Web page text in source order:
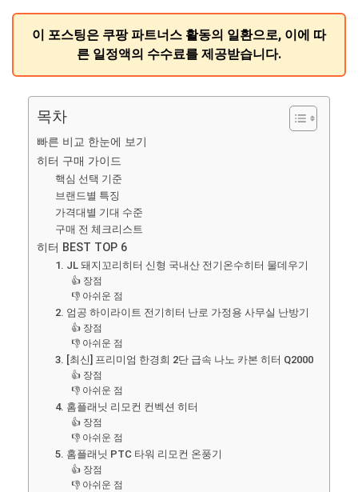
이 포스팅은 쿠팡 파트너스 활동의 일환으로, 이에 따
른 일정액의 수수료를 제공받습니다.
목차
빠른 비교 한눈에 보기
히터 구매 가이드
핵심 선택 기준
브랜드별 특징
가격대별 기대 수준
구매 전 체크리스트
히터 BEST TOP 6
1. JL 돼지꼬리히터 신형 국내산 전기온수히터 물데우기
👍 장점
👎 아쉬운 점
2. 엄공 하이라이트 전기히터 난로 가정용 사무실 난방기
👍 장점
👎 아쉬운 점
3. [최신] 프리미엄 한경희 2단 급속 나노 카본 히터 Q2000
👍 장점
👎 아쉬운 점
4. 홈플래닛 리모컨 컨벡션 히터
👍 장점
👎 아쉬운 점
5. 홈플래닛 PTC 타워 리모컨 온풍기
👍 장점
👎 아쉬운 점